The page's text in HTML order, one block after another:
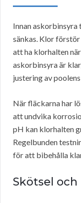
Innan
sänkas. Klor
att ha klorhalten
askorbinsyra är
justering av
När fläckarna har
att undvika
pH kan klorhalten
Regelbunden
för att bibehålla
Skötsel